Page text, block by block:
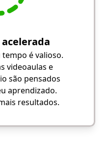
é valioso.
videoaulas e
são pensados
aprendizado.
resultados.